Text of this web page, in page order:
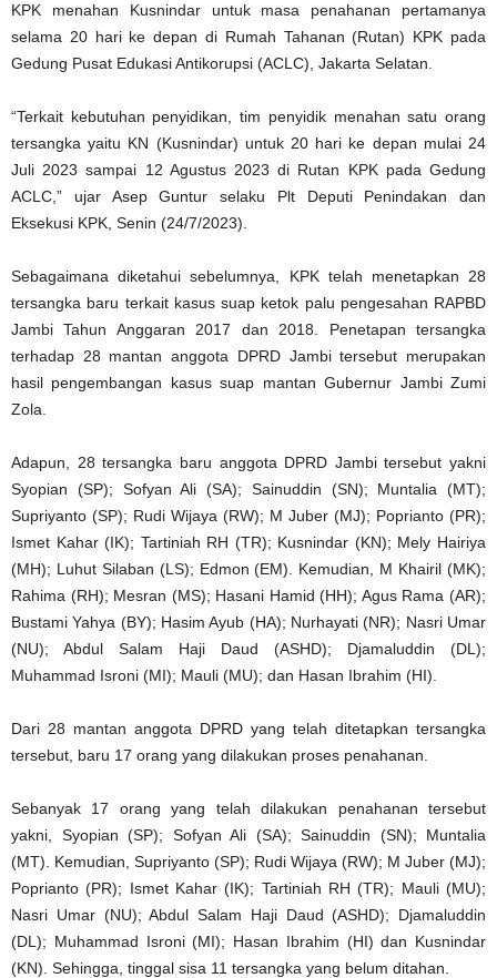
KPK menahan Kusnindar untuk masa penahanan pertamanya
selama 20 hari ke depan di Rumah Tahanan (Rutan) KPK pada
Gedung Pusat Edukasi Antikorupsi (ACLC), Jakarta Selatan.
“Terkait kebutuhan penyidikan, tim penyidik menahan satu orang
tersangka yaitu KN (Kusnindar) untuk 20 hari ke depan mulai 24
Juli 2023 sampai 12 Agustus 2023 di Rutan KPK pada Gedung
ACLC,” ujar Asep Guntur selaku Plt Deputi Penindakan dan
Eksekusi KPK, Senin (24/7/2023).
Sebagaimana diketahui sebelumnya, KPK telah menetapkan 28
tersangka baru terkait kasus suap ketok palu pengesahan RAPBD
Jambi Tahun Anggaran 2017 dan 2018. Penetapan tersangka
terhadap 28 mantan anggota DPRD Jambi tersebut merupakan
hasil pengembangan kasus suap mantan Gubernur Jambi Zumi
Zola.
Adapun, 28 tersangka baru anggota DPRD Jambi tersebut yakni
Syopian (SP); Sofyan Ali (SA); Sainuddin (SN); Muntalia (MT);
Supriyanto (SP); Rudi Wijaya (RW); M Juber (MJ); Poprianto (PR);
Ismet Kahar (IK); Tartiniah RH (TR); Kusnindar (KN); Mely Hairiya
(MH); Luhut Silaban (LS); Edmon (EM). Kemudian, M Khairil (MK);
Rahima (RH); Mesran (MS); Hasani Hamid (HH); Agus Rama (AR);
Bustami Yahya (BY); Hasim Ayub (HA); Nurhayati (NR); Nasri Umar
(NU); Abdul Salam Haji Daud (ASHD); Djamaluddin (DL);
Muhammad Isroni (MI); Mauli (MU); dan Hasan Ibrahim (HI).
Dari 28 mantan anggota DPRD yang telah ditetapkan tersangka
tersebut, baru 17 orang yang dilakukan proses penahanan.
Sebanyak 17 orang yang telah dilakukan penahanan tersebut
yakni, Syopian (SP); Sofyan Ali (SA); Sainuddin (SN); Muntalia
(MT). Kemudian, Supriyanto (SP); Rudi Wijaya (RW); M Juber (MJ);
Poprianto (PR); Ismet Kahar (IK); Tartiniah RH (TR); Mauli (MU);
Nasri Umar (NU); Abdul Salam Haji Daud (ASHD); Djamaluddin
(DL); Muhammad Isroni (MI); Hasan Ibrahim (HI) dan Kusnindar
(KN). Sehingga, tinggal sisa 11 tersangka yang belum ditahan.